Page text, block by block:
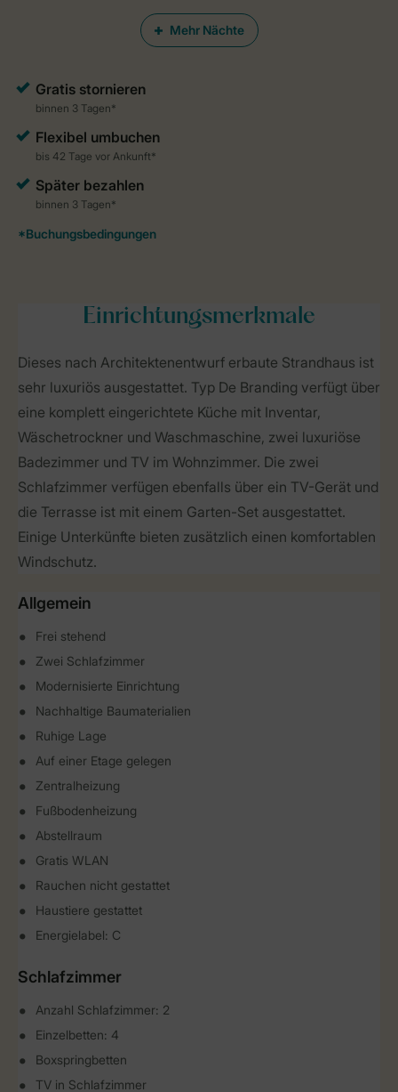
Mehr Nächte
Einrichtungsmerkmale
Dieses nach Architektenentwurf erbaute Strandhaus ist
sehr luxuriös ausgestattet. Typ De Branding verfügt über
eine komplett eingerichtete Küche mit Inventar,
Wäschetrockner und Waschmaschine, zwei luxuriöse
Badezimmer und TV im Wohnzimmer. Die zwei
Schlafzimmer verfügen ebenfalls über ein TV-Gerät und
die Terrasse ist mit einem Garten-Set ausgestattet.
Einige Unterkünfte bieten zusätzlich einen komfortablen
Windschutz.
Allgemein
Frei stehend
Zwei Schlafzimmer
Modernisierte Einrichtung
Nachhaltige Baumaterialien
Ruhige Lage
Auf einer Etage gelegen
Zentralheizung
Fußbodenheizung
Abstellraum
Gratis WLAN
Rauchen nicht gestattet
Haustiere gestattet
Energielabel: C
Schlafzimmer
Anzahl Schlafzimmer: 2
Einzelbetten: 4
Boxspringbetten
TV in Schlafzimmer